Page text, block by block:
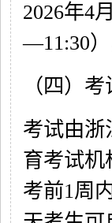
2026年4
—11:30
（四）
考试由浙
育考试机
考前1周